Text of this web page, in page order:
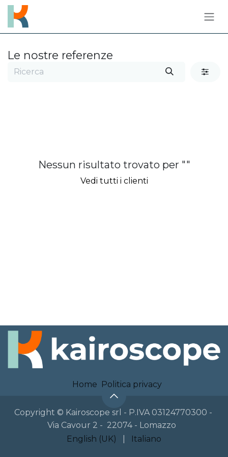
Passa al contenuto
Le nostre referenze
Nessun risultato trovato per ""
Vedi tutti i clienti
Home Politica privacy
Copyright © Kairoscope srl - P.IVA 03124770300 -
Via Cavour 2 - 22074 - Lomazzo
English (UK)
Italiano